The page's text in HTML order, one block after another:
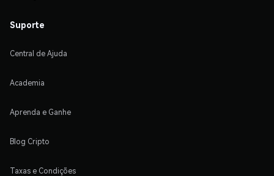
Suporte
Central de Ajuda
Academia
Aprenda e Ganhe
Blog Cripto
Taxas e Condições